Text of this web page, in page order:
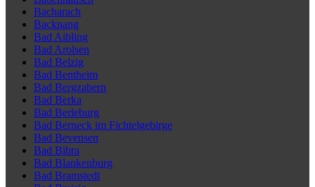
Bacharach
Backnang
Bad Aibling
Bad Arolsen
Bad Belzig
Bad Bentheim
Bad Bergzabern
Bad Berka
Bad Berleburg
Bad Berneck im Fichtelgebirge
Bad Bevensen
Bad Bibra
Bad Blankenburg
Bad Bramstedt